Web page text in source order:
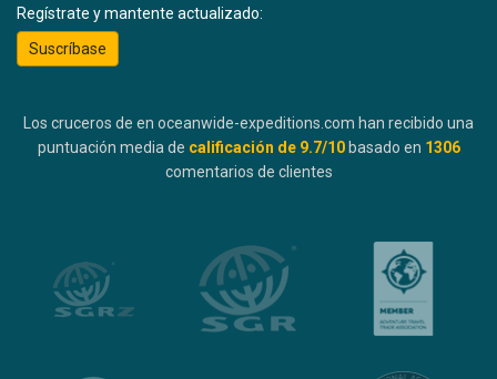
Regístrate y mantente actualizado:
Suscríbase
Los cruceros de en oceanwide-expeditions.com han recibido una
puntuación media de calificación de 9.7/10 basado en 1306
comentarios de clientes